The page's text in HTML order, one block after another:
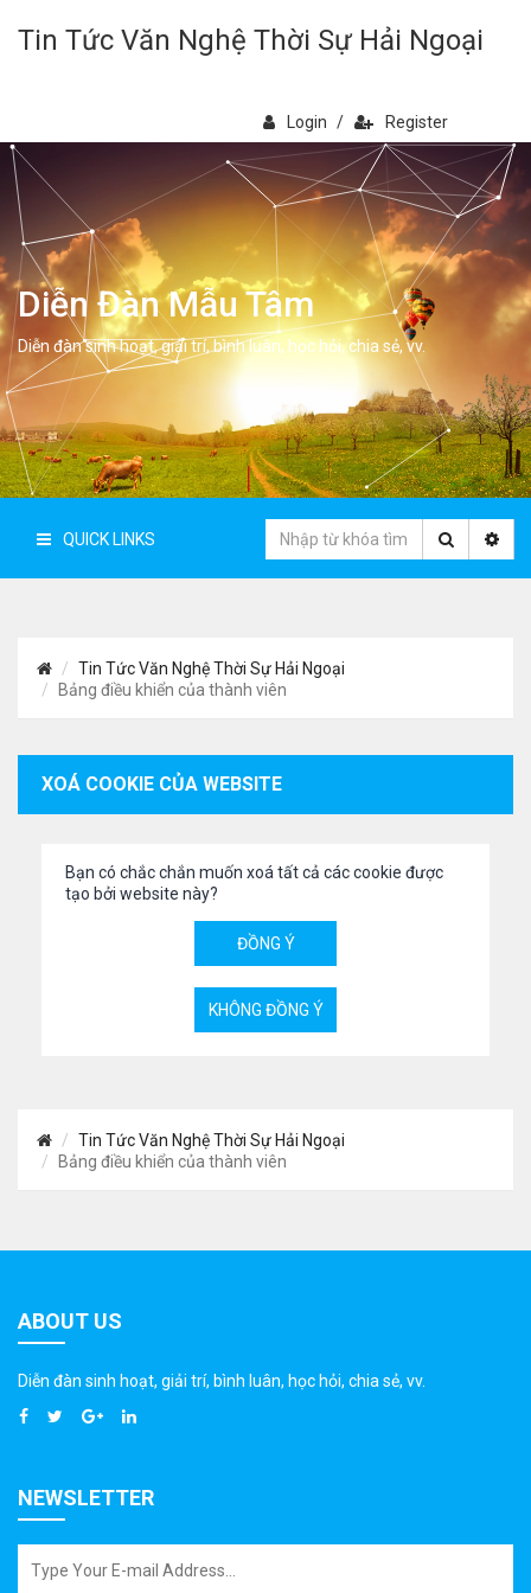
Tin Tức Văn Nghệ Thời Sự Hải Ngoại
Login / Register
Diễn Đàn Mẫu Tâm
Diễn đàn sinh hoạt, giải trí, bình luân, học hỏi, chia sẻ, vv.
QUICK LINKS
Tin Tức Văn Nghệ Thời Sự Hải Ngoại
Bảng điều khiển của thành viên
XOÁ COOKIE CỦA WEBSITE
Bạn có chắc chắn muốn xoá tất cả các cookie được
tạo bởi website này?
Tin Tức Văn Nghệ Thời Sự Hải Ngoại
Bảng điều khiển của thành viên
ABOUT US
Diễn đàn sinh hoạt, giải trí, bình luân, học hỏi, chia sẻ, vv.
NEWSLETTER